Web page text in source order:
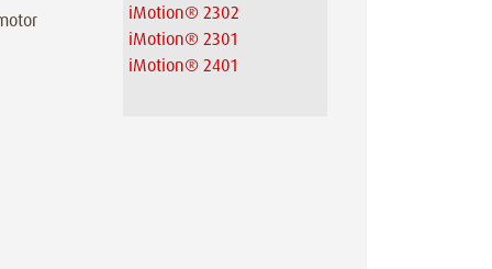
iMotion® 2302
iMotion® 2301
iMotion® 2401